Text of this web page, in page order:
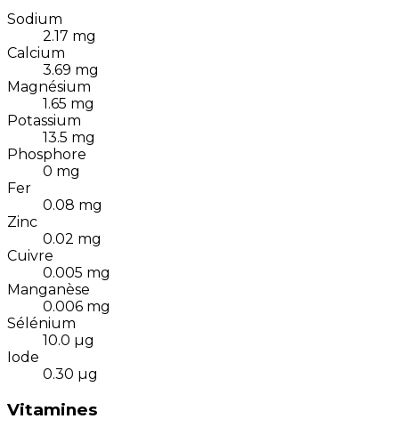
Sodium
2.17 mg
Calcium
3.69 mg
Magnésium
1.65 mg
Potassium
13.5 mg
Phosphore
0 mg
Fer
0.08 mg
Zinc
0.02 mg
Cuivre
0.005 mg
Manganèse
0.006 mg
Sélénium
10.0 µg
Iode
0.30 µg
Vitamines